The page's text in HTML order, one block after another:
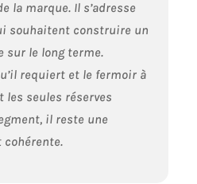
la marque. Il s’adresse
souhaitent construire un
sur le long terme.
requiert et le fermoir à
les seules réserves
il reste une
cohérente.